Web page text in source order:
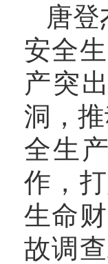
唐
安全
产突
洞，
全生
作，
生命
故调